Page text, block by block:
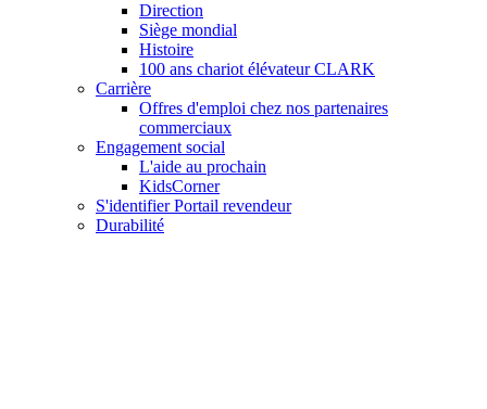
Direction
Siège mondial
Histoire
100 ans chariot élévateur CLARK
Carrière
Offres d'emploi chez nos partenaires
commerciaux
Engagement social
L'aide au prochain
KidsCorner
S'identifier Portail revendeur
Durabilité